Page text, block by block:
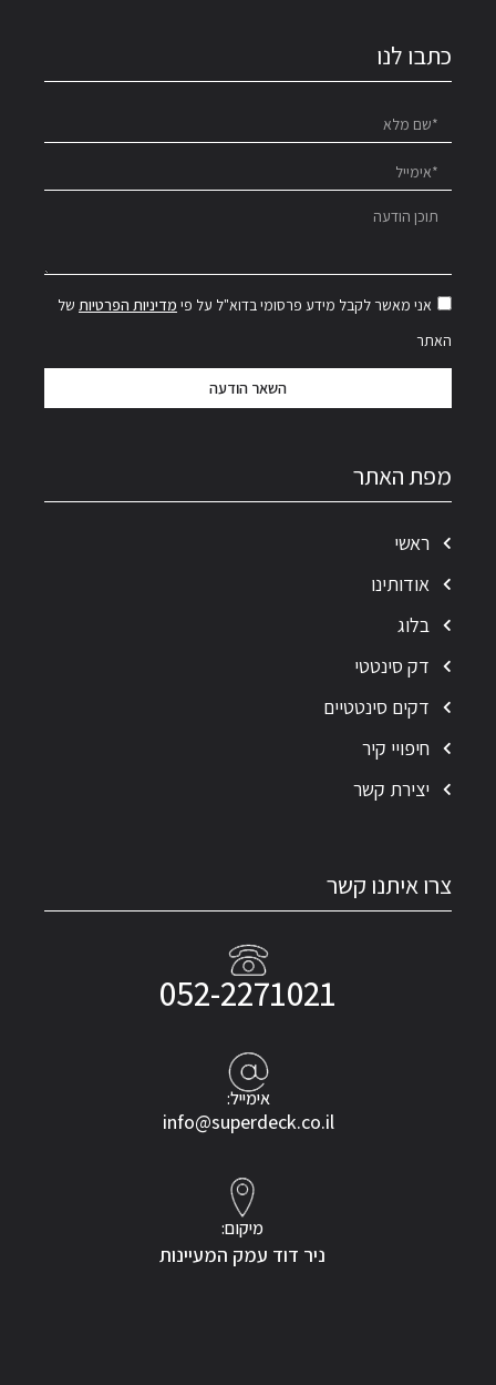
כתבו לנו
אני מאשר לקבל מידע פרסומי בדוא"ל על פי מדיניות הפרטיות של
האתר
השאר הודעה
מפת האתר
ראשי
אודותינו
בלוג
דק סינטטי
דקים סינטטיים
חיפויי קיר
יצירת קשר
צרו איתנו קשר
052-2271021
אימייל:
info@superdeck.co.il
מיקום:
ניר דוד עמק המעיינות